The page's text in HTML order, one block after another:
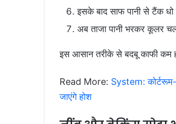
इसके बाद साफ पानी से टैंक
अब ताजा पानी भरकर कूलर
इस आसान तरीके से बदबू काफी कम
Read More: System:
जाएंगे होश